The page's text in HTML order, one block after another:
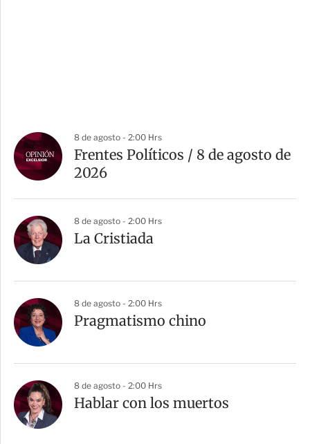
8 de agosto - 2:00 Hrs
Frentes Políticos / 8 de agosto de
2026
8 de agosto - 2:00 Hrs
La Cristiada
8 de agosto - 2:00 Hrs
Pragmatismo chino
8 de agosto - 2:00 Hrs
Hablar con los muertos